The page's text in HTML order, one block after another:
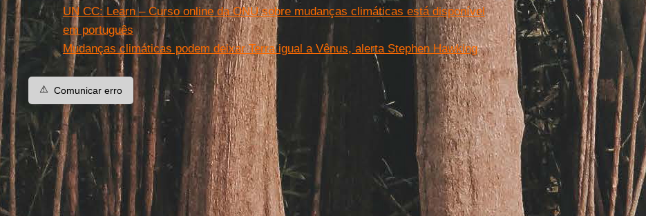
UN CC: Learn – Curso online da ONU sobre mudanças climáticas está disponível
em português
Mudanças climáticas podem deixar Terra igual a Vênus, alerta Stephen Hawking
⚠️ Comunicar erro